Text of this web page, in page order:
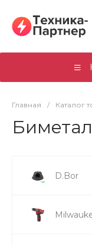
Главная / Каталог
D.Bor